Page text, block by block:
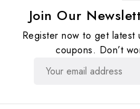
Join Our
Register now to get latest
coupons. Don’t